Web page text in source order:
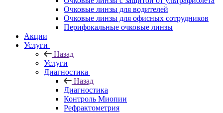
Очковые линзы для водителей
Очковые линзы для офисных сотрудников
Перифокальные очковые линзы
Акции
Услуги
Назад
Услуги
Диагностика
Назад
Диагностика
Контроль Миопии
Рефрактометрия